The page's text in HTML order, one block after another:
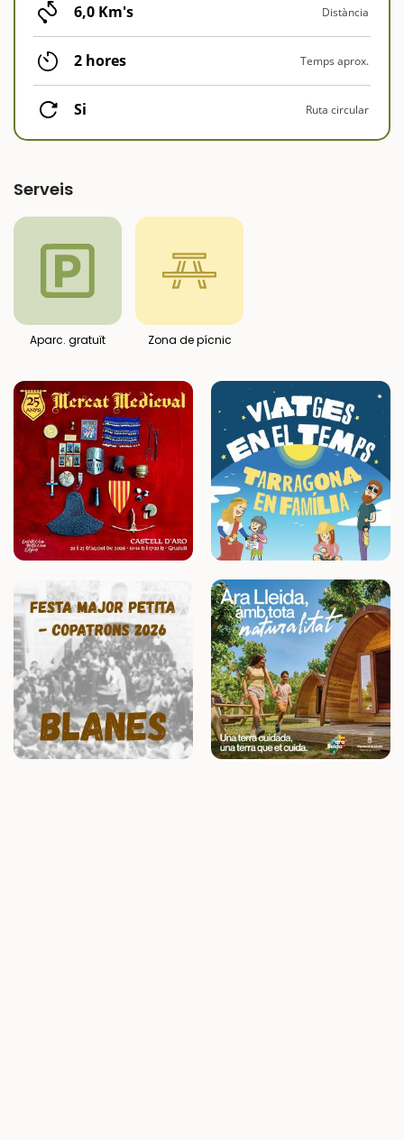
6,0 Km's Distància
2 hores Temps aprox.
Si Ruta circular
Serveis
Aparc. gratuït Zona de pícnic